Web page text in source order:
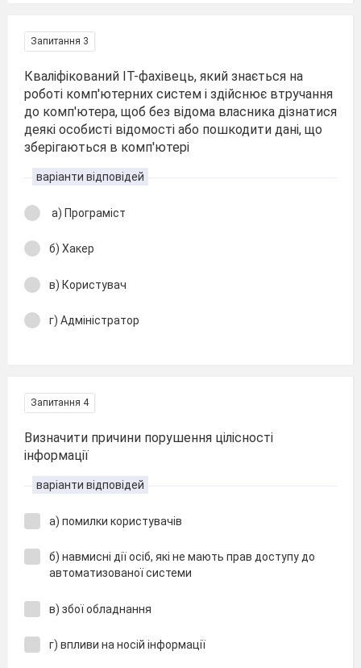
Запитання 3
Кваліфікований ІТ-фахівець, який знається на
роботі комп'ютерних систем і здійснює втручання
до комп'ютера, щоб без відома власника дізнатися
деякі особисті відомості або пошкодити дані, що
зберігаються в комп'ютері
варіанти відповідей
а) Програміст
б) Хакер
в) Користувач
г) Адміністратор
Запитання 4
Визначити причини порушення цілісності
інформації
варіанти відповідей
а) помилки користувачів
б) навмисні дії осіб, які не мають прав доступу до
автоматизованої системи
в) збої обладнання
г) впливи на носій інформації